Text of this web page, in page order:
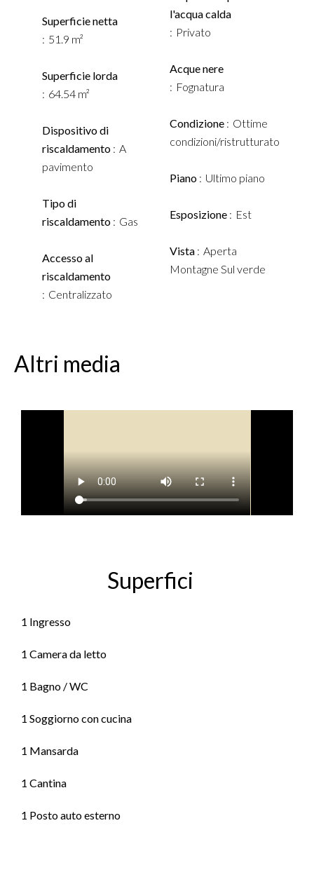
Superficie netta
51.9 m²
Superficie lorda
64.54 m²
Dispositivo di
riscaldamento
A
pavimento
Tipo di
riscaldamento
Gas
Accesso al
riscaldamento
Centralizzato
l'acqua calda
Privato
Acque nere
Fognatura
Condizione
Ottime
condizioni/ristrutturato
Piano Ultimo piano
Esposizione Est
Vista
Aperta
Montagne Sul verde
Altri media
Superfici
1 Ingresso
1 Camera da letto
1 Bagno / WC
1 Soggiorno con cucina
1 Mansarda
1 Cantina
1 Posto auto esterno